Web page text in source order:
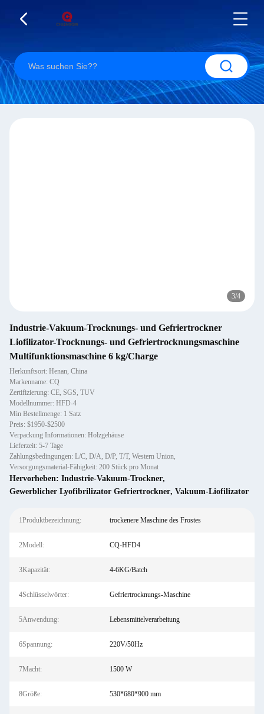
3/4
Industrie-Vakuum-Trocknungs- und Gefriertrockner
Liofilizator-Trocknungs- und Gefriertrocknungsmaschine
Multifunktionsmaschine 6 kg/Charge
Herkunftsort: Henan, China
Markenname: CQ
Zertifizierung: CE, SGS, TUV
Modellnummer: HFD-4
Min Bestellmenge: 1 Satz
Preis: $1950-$2500
Verpackung Informationen: Holzgehäuse
Lieferzeit: 5-7 Tage
Zahlungsbedingungen: L/C, D/A, D/P, T/T, Western Union,
Versorgungsmaterial-Fähigkeit: 200 Stück pro Monat
Hervorheben: Industrie-Vakuum-Trockner,
Gewerblicher Lyofibrilizator Gefriertrockner, Vakuum-Liofilizator
1Produktbezeichnung: trockenere Maschine des Frostes
2Modell: CQ-HFD4
3Kapazität: 4-6KG/Batch
4Schlüsselwörter: Gefriertrocknungs-Maschine
5Anwendung: Lebensmittelverarbeitung
6Spannung: 220V/50Hz
7Macht: 1500 W
8Größe: 530*680*900 mm